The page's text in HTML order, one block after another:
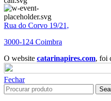
Rua do Corvo 19/21,
3000-124 Coimbra
O website catarinapires.com, foi
Fechar